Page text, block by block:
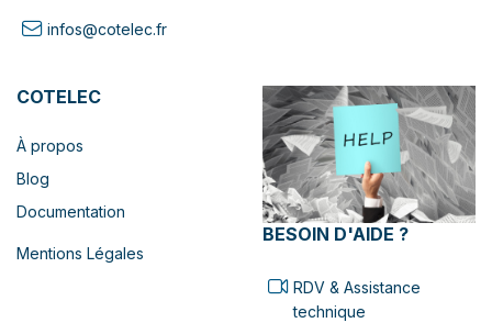
infos@cotelec.fr
COTELEC
À propos
Blog
Documentation
Mentions Légales
BESOIN D'AIDE ?
RDV & Assistance
technique